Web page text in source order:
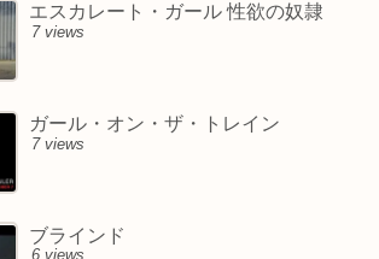
エスカレート・ガール 性欲の奴隷
7 views
ガール・オン・ザ・トレイン
7 views
ブラインド
6 views